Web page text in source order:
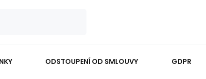
ODSTOUPENÍ OD SMLOUVY GDPR